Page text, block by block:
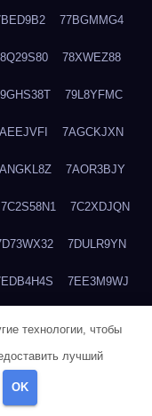
77BGMMG4
78XWEZ88
79L8YFMC
7AGCKJXN
7AOR3BJY
7C2S58N1 7C2XDJQN
7DULR9YN
7EE3M9WJ
7GER99GF
7IAYUF4X
технологии, чтобы
лучший
OK